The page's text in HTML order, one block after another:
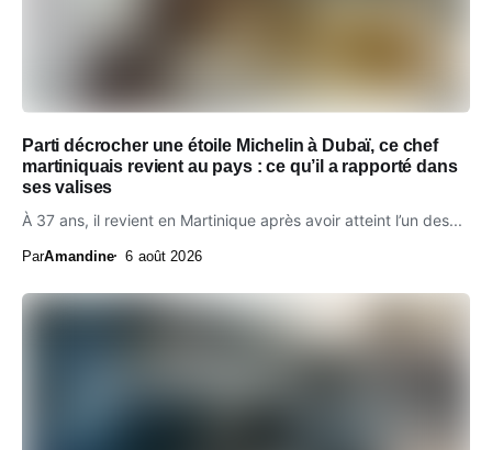
Parti décrocher une étoile Michelin à Dubaï, ce chef
martiniquais revient au pays : ce qu’il a rapporté dans
ses valises
À 37 ans, il revient en Martinique après avoir atteint l’un des...
ParAmandine 6 août 2026